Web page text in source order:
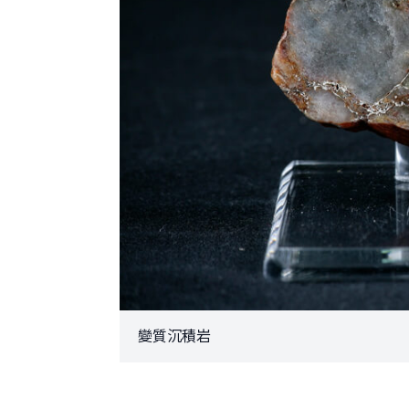
變質沉積岩